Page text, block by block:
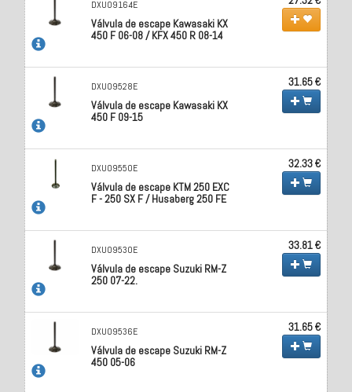
DXU09164E
Válvula de escape Kawasaki KX
450 F 06-08 / KFX 450 R 08-14
DXU09528E
Válvula de escape Kawasaki KX
450 F 09-15
31.65 €
DXU09550E
Válvula de escape KTM 250 EXC
F - 250 SX F / Husaberg 250 FE
32.33 €
DXU09530E
Válvula de escape Suzuki RM-Z
250 07-22.
33.81 €
DXU09536E
Válvula de escape Suzuki RM-Z
450 05-06
31.65 €